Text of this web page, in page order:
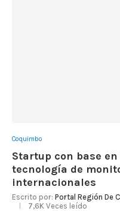
Coquimbo
Startup con base
tecnología de
internacionales
Escrito por: Portal Región De
7,6K Veces leído